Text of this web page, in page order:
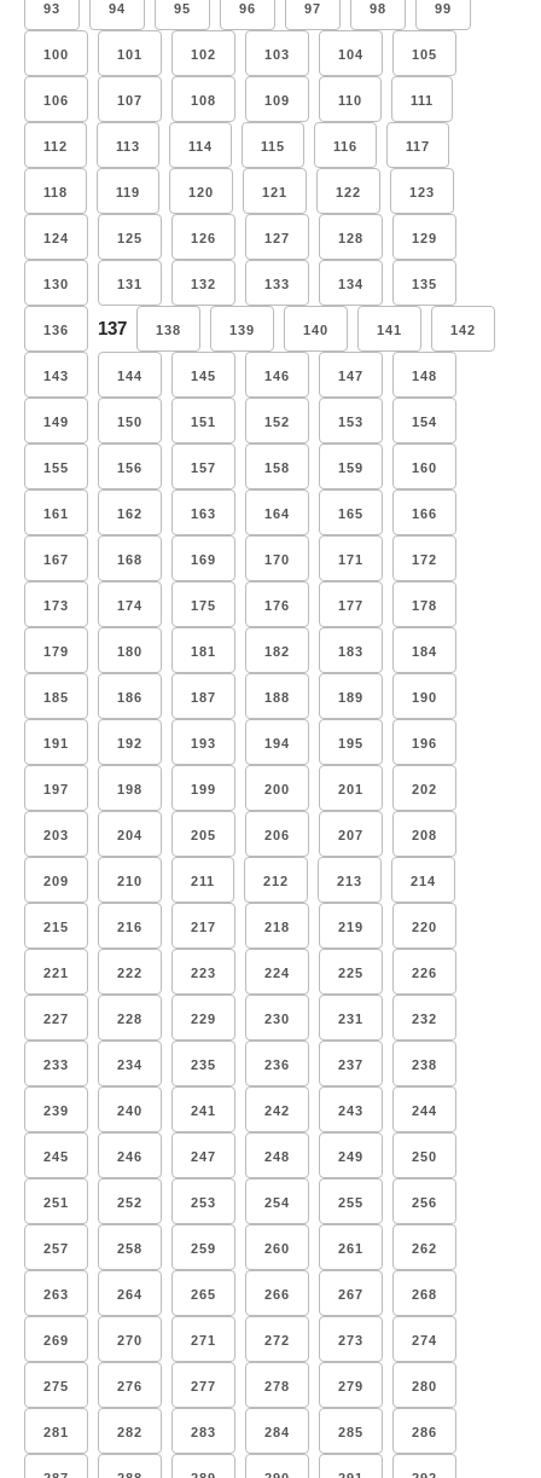
93 94 95 96 97 98 99
100 101 102 103 104 105
106 107 108 109 110 111
112 113 114 115 116 117
118 119 120 121 122 123
124 125 126 127 128 129
130 131 132 133 134 135
136 137 138 139 140 141 142
143 144 145 146 147 148
149 150 151 152 153 154
155 156 157 158 159 160
161 162 163 164 165 166
167 168 169 170 171 172
173 174 175 176 177 178
179 180 181 182 183 184
185 186 187 188 189 190
191 192 193 194 195 196
197 198 199 200 201 202
203 204 205 206 207 208
209 210 211 212 213 214
215 216 217 218 219 220
221 222 223 224 225 226
227 228 229 230 231 232
233 234 235 236 237 238
239 240 241 242 243 244
245 246 247 248 249 250
251 252 253 254 255 256
257 258 259 260 261 262
263 264 265 266 267 268
269 270 271 272 273 274
275 276 277 278 279 280
281 282 283 284 285 286